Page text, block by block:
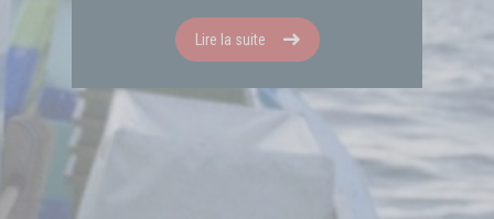
Lire la suite